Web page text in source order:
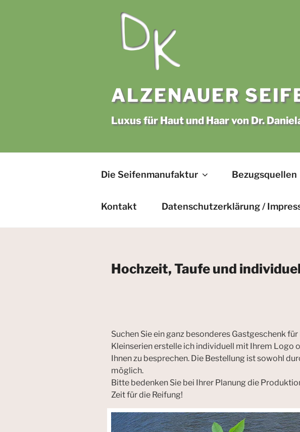
ALZENAUER
Luxus für Haut und Haar von Dr.
Die Seifenmanufaktur Bezugsquellen
Kontakt Datenschutzerklärung /
Hochzeit, Taufe und
Suchen Sie ein ganz besonderes Gastgeschenk
Kleinserien erstelle ich individuell mit Ihrem Logo
Ihnen zu besprechen. Die Bestellung ist sowohl
möglich.
Bitte bedenken Sie bei Ihrer Planung die
Zeit für die Reifung!